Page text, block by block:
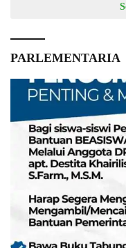
PARLEMENTARIA